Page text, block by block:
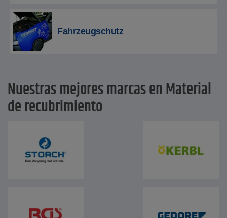
Fahrzeugschutz
Nuestras mejores marcas en Material
de recubrimiento